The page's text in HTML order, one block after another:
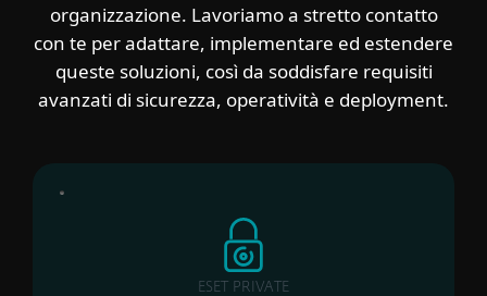
organizzazione. Lavoriamo a stretto contatto
con te per adattare, implementare ed estendere
queste soluzioni, così da soddisfare requisiti
avanzati di sicurezza, operatività e deployment.
ESET PRIVATE